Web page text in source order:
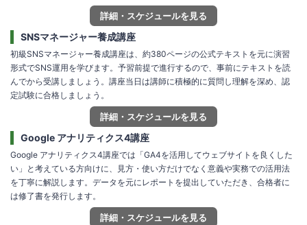
詳細・スケジュールを見る
SNSマネージャー養成講座
初級SNSマネージャー養成講座は、約380ページの公式テキストを元に演習
形式でSNS運用を学びます。予習前提で進行するので、事前にテキストを読
んでから受講しましょう。講座当日は講師に積極的に質問し理解を深め、認
定試験に合格しましょう。
詳細・スケジュールを見る
Google アナリティクス4講座
Google アナリティクス4講座では「GA4を活用してウェブサイトを良くした
い」と考えている方向けに、見方・使い方だけでなく意義や実務での活用法
を丁寧に解説します。データを元にレポートを提出していただき、合格者に
は修了書を発行します。
詳細・スケジュールを見る